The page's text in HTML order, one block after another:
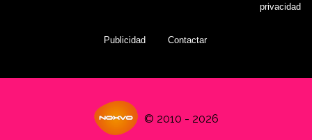
privacidad
Publicidad Contactar
© 2010 - 2026